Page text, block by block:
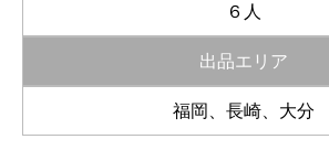
６人
出品エリア
福岡、長崎、大分